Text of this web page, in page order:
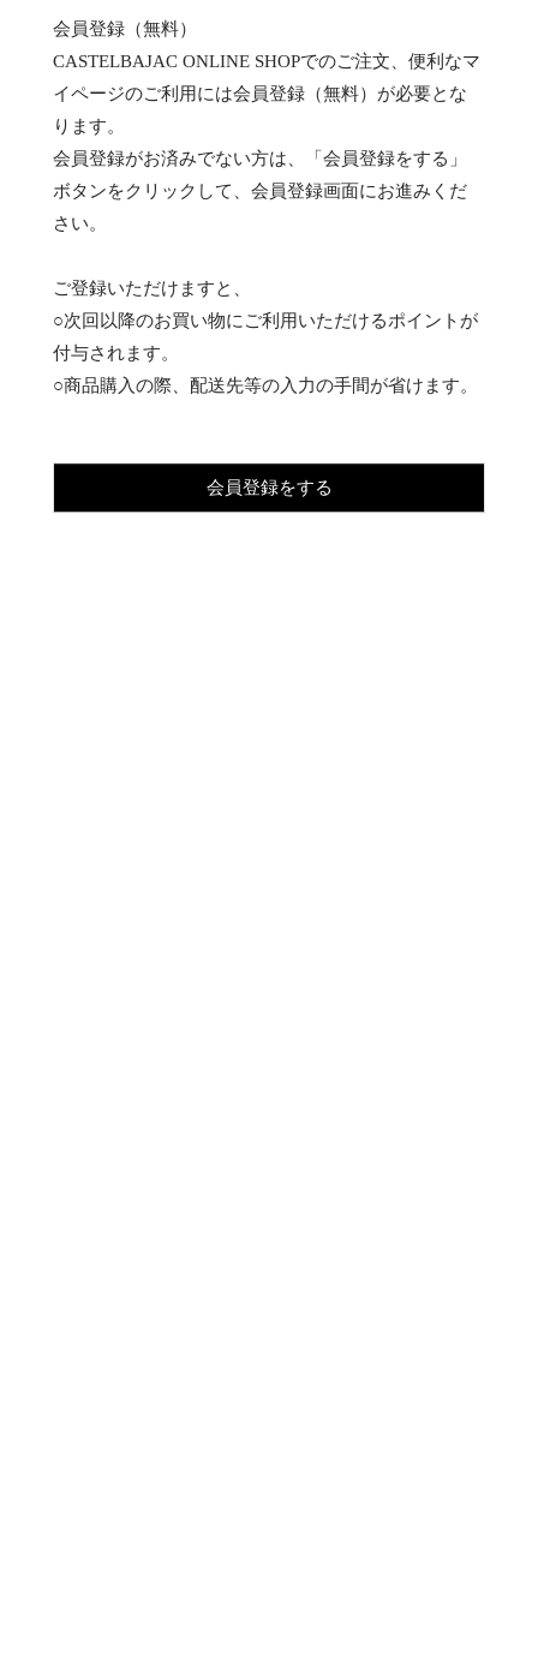
会員登録（無料）
CASTELBAJAC ONLINE SHOPでのご注文、便利なマ
イページのご利用には会員登録（無料）が必要とな
ります。
会員登録がお済みでない方は、「会員登録をする」
ボタンをクリックして、会員登録画面にお進みくだ
さい。
ご登録いただけますと、
○次回以降のお買い物にご利用いただけるポイントが
付与されます。
○商品購入の際、配送先等の入力の手間が省けます。
会員登録をする